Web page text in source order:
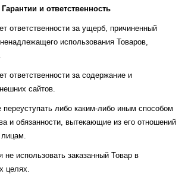
Гарантии и ответственность
ответственности за ущерб, причиненный
использования Товаров,
ответственности за содержание и
сайтов.
либо каким-либо иным способом
и обязанности, вытекающие из его отношений
не использовать заказанный Товар в
целях.